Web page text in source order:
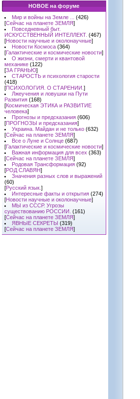
НОВОЕ на форуме
Мир и войны на Земле ...
(426)
[Сейчас на планете ЗЕМЛЯ]
Повседневный быт.
ИСКУССТВЕННЫЙ ИНТЕЛЛЕКТ. (467)
[Новости научные и околонаучные]
Новости Космоса (364)
[Галактические и космические новости]
О жизни, смерти и квантовой
механике (122)
[ЗА ГРАНЬЮ]
СТАРОСТЬ и психология старости
(418)
[ПСИХОЛОГИЯ. О СТАРЕНИИ. ]
Лжеучения и ловушки на Пути
Развития (168)
[Космическая ЭТИКА и РАЗВИТИЕ
человека]
Прогнозы и предсказания (606)
[ПРОГНОЗЫ и предсказания]
Украина. Майдан и не только (632)
[Сейчас на планете ЗЕМЛЯ]
Все о Луне и Солнце (687)
[Галактические и космические новости]
Важная информация для всех (363)
[Сейчас на планете ЗЕМЛЯ]
Родовая Трансформация (92)
[РОД СЛАВЯН]
Значения разных слов и выражений
(60)
[Русский язык. ]
Интересные факты и открытия (274)
[Новости научные и околонаучные]
МЫ из СССР. Угрозы
существованию РОССИИ. (161)
[Сейчас на планете ЗЕМЛЯ]
ЯВНЫЕ СЕКРЕТЫ (319)
[Сейчас на планете ЗЕМЛЯ]